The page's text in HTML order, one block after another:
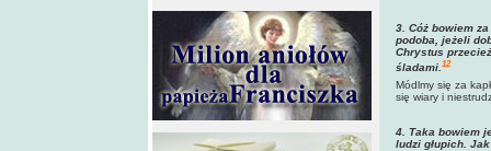
3. Cóż bowiem
podoba, jeżeli
Chrystus
śladami. 12
Módlmy się za
się wiary i
4. Taka bowiem
ludzi głupich.